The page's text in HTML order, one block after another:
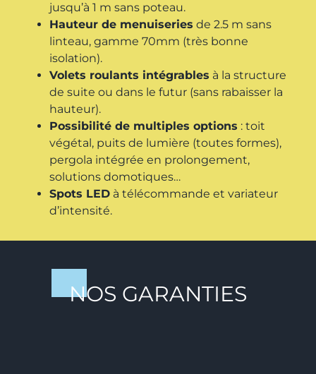
jusqu’à 1 m sans poteau.
Hauteur de menuiseries de 2.5 m sans
linteau, gamme 70mm (très bonne
isolation).
Volets roulants intégrables à la structure
de suite ou dans le futur (sans rabaisser la
hauteur).
Possibilité de multiples options : toit
végétal, puits de lumière (toutes formes),
pergola intégrée en prolongement,
solutions domotiques…
Spots LED à télécommande et variateur
d’intensité.
NOS GARANTIES